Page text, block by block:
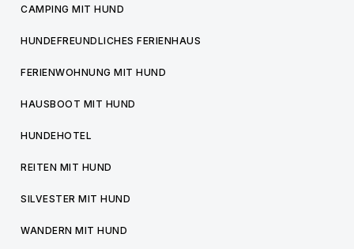
CAMPING MIT HUND
HUNDEFREUNDLICHES FERIENHAUS
FERIENWOHNUNG MIT HUND
HAUSBOOT MIT HUND
HUNDEHOTEL
REITEN MIT HUND
SILVESTER MIT HUND
WANDERN MIT HUND